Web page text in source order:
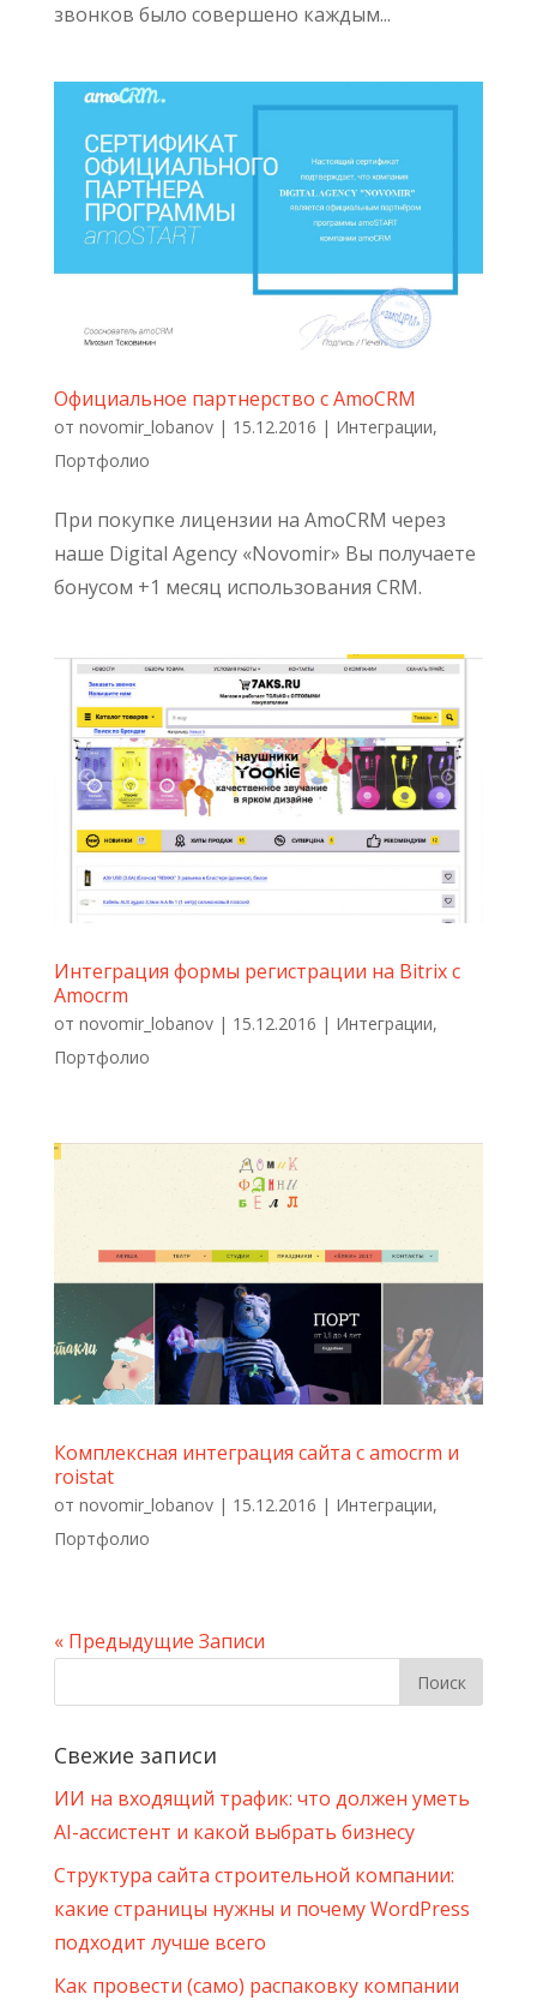
звонков было совершено каждым...
Официальное партнерство с AmoCRM
от novomir_lobanov| 15.12.2016 | Интеграции,
Портфолио
При покупке лицензии на AmoCRM через
наше Digital Agency «Novomir» Вы получаете
бонусом +1 месяц использования CRM.
Интеграция формы регистрации на Bitrix с
Amocrm
от novomir_lobanov| 15.12.2016 | Интеграции,
Портфолио
Комплексная интеграция сайта с amocrm и
roistat
от novomir_lobanov| 15.12.2016 | Интеграции,
Портфолио
« Предыдущие Записи
Свежие записи
ИИ на входящий трафик: что должен уметь
AI-ассистент и какой выбрать бизнесу
Структура сайта строительной компании:
какие страницы нужны и почему WordPress
подходит лучше всего
Как провести (само) распаковку компании